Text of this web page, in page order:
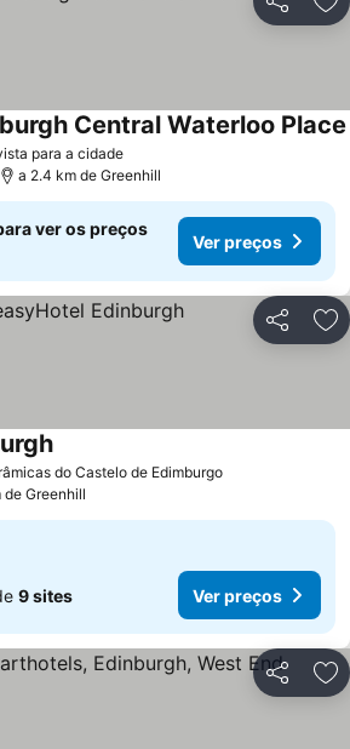
Partilhar
para a cidade
Central Waterloo Place
a 2.4 km de Greenhill
ver os preços
Ver preços
Partilhar
do Castelo de Edimburgo
de Greenhill
9 sites Ver preços
Partilhar